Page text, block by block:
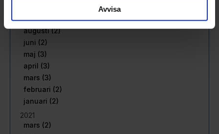
Avvisa
september (2)
augusti (2)
juni (2)
maj (3)
april (3)
mars (3)
februari (2)
januari (2)
2021
mars (2)